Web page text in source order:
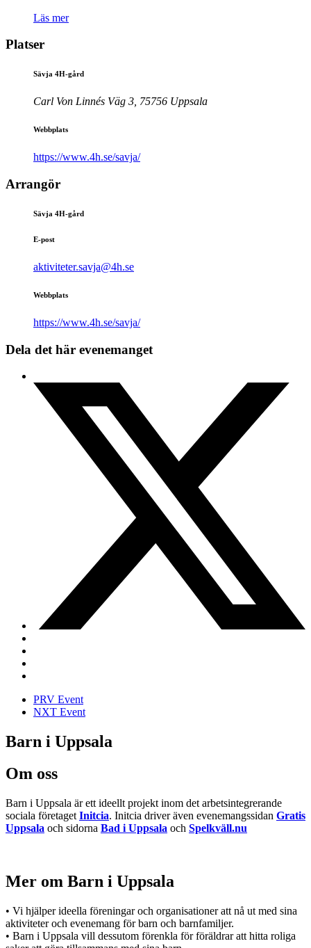
Läs mer
Platser
Sävja 4H-gård
Carl Von Linnés Väg 3, 75756 Uppsala
Webbplats
https://www.4h.se/savja/
Arrangör
Sävja 4H-gård
E-post
aktiviteter.savja@4h.se
Webbplats
https://www.4h.se/savja/
Dela det här evenemanget
PRV Event
NXT Event
Barn i Uppsala
Om oss
Barn i Uppsala är ett ideellt projekt inom det arbetsintegrerande
sociala företaget Initcia. Initcia driver även evenemangssidan Gratis
Uppsala och sidorna Bad i Uppsala och Spelkväll.nu
Mer om Barn i Uppsala
• Vi hjälper ideella föreningar och organisationer att nå ut med sina
aktiviteter och evenemang för barn och barnfamiljer.
• Barn i Uppsala vill dessutom förenkla för föräldrar att hitta roliga